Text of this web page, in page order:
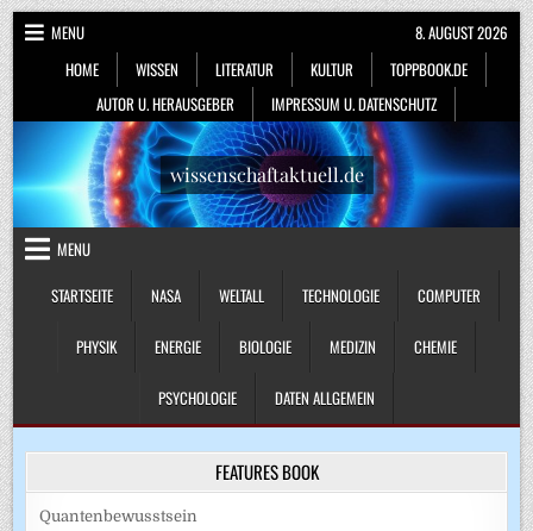
Skip
to
content
MENU
HOME
WISSEN LITERATUR KULTUR
TOPPBOOK.DE
AUTOR U. HERAUSGEBER
IMPRESSUM U. DATENSCHUTZ
8. AUGUST 2026
wissenschaftaktuell.de
MENU
STARTSEITE
NASA WELTALL TECHNOLOGIE COMPUTER
PHYSIK ENERGIE BIOLOGIE MEDIZIN CHEMIE
PSYCHOLOGIE DATEN ALLGEMEIN
FEATURES BOOK
Quantenbewusstsein